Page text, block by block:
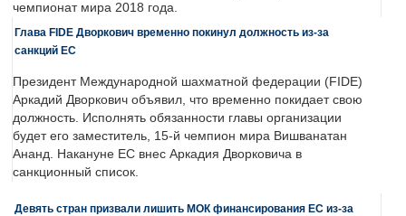
чемпионат мира 2018 года.
Глава FIDE Дворкович временно покинул должность из-за
санкций ЕС
Президент Международной шахматной федерации (FIDE)
Аркадий Дворкович объявил, что временно покидает свою
должность. Исполнять обязанности главы организации
будет его заместитель, 15-й чемпион мира Вишванатан
Ананд. Накануне ЕС внес Аркадия Дворковича в
санкционный список.
Девять стран призвали лишить МОК финансирования ЕС из-за